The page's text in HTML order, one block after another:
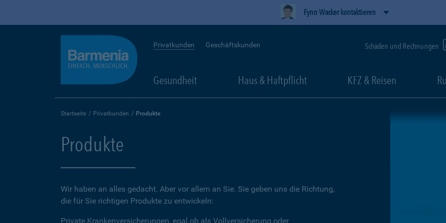
Fynn Wacker kontaktieren
Privatkunden Geschäftskunden Schäden und Rechnungen
Gesundheit Haus & Haftpflicht KFZ & Reisen
Startseite Privatkunden Produkte
Produkte
Wir haben an alles gedacht. Aber vor allem an Sie. Sie geben uns die Richtung,
die für Sie richtigen Produkte zu entwickeln:
Private Krankenversicherungen, egal ob als Vollversicherung oder